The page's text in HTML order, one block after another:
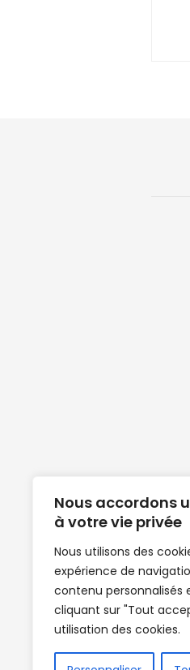
Nous accordons
à votre vie privée
Nous utilisons des
expérience de
contenu personnalisés
cliquant sur "Tout
utilisation des cookies.
Clubs
de
News |
|
de
en